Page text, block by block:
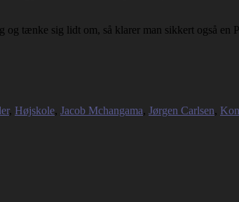
tænke sig lidt om, så klarer man sikkert også en
, Højskole, Jacob Mchangama, Jørgen Carlsen,